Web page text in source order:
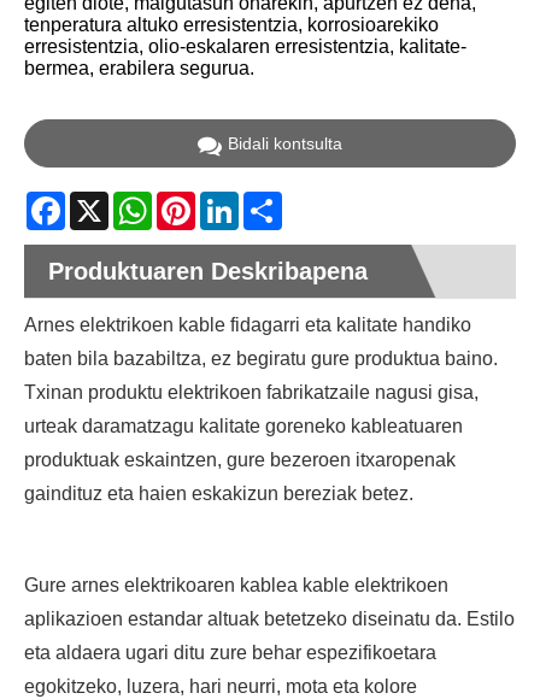
tenperatura altuko erresistentzia, korrosioarekiko
erresistentzia, olio-eskalaren erresistentzia, kalitate-
bermea, erabilera segurua.
Bidali kontsulta
Facebook
X WhatsApp
PinterestLinkedIn
Produktuaren Deskribapena
Arnes elektrikoen kable fidagarri eta kalitate handiko
baten bila bazabiltza, ez begiratu gure produktua baino.
Txinan produktu elektrikoen fabrikatzaile nagusi gisa,
urteak daramatzagu kalitate goreneko kableatuaren
produktuak eskaintzen, gure bezeroen itxaropenak
gaindituz eta haien eskakizun bereziak betez.
Gure arnes elektrikoaren kablea kable elektrikoen
aplikazioen estandar altuak betetzeko diseinatu da. Estilo
eta aldaera ugari ditu zure behar espezifikoetara
egokitzeko, luzera, hari neurri, mota eta kolore